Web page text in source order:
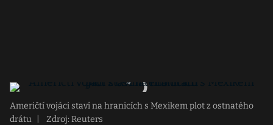
Američtí vojáci staví na hranicích s Mexikem plot z ostnatého
drátu
Zdroj: Reuters